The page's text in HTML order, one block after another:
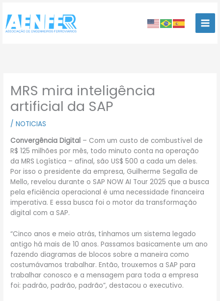
para
conteúdo
MRS mira inteligência
artificial da SAP
/NOTICIAS
Convergência Digital – Com um custo de combustível de
R$ 125 milhões por mês, todo minuto conta na operação
da MRS Logística – afinal, são US$ 500 a cada um deles.
Por isso o presidente da empresa, Guilherme Segalla de
Mello, revelou durante o SAP NOW AI Tour 2025 que a busca
pela eficiência operacional é uma necessidade financeira
imperativa. E essa busca foi o motor da transformação
digital com a SAP.
“Cinco anos e meio atrás, tínhamos um sistema legado
antigo há mais de 10 anos. Passamos basicamente um ano
fazendo diagramas de blocos sobre a maneira como
costumávamos trabalhar. Então, trouxemos a SAP para
trabalhar conosco e a mensagem para toda a empresa
foi: padrão, padrão, padrão”, destacou o executivo.